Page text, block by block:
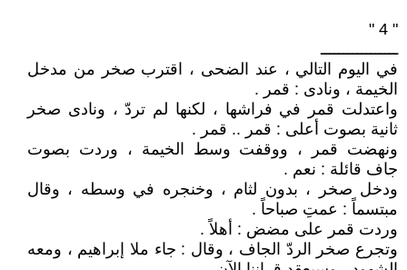
" 4 "
ـــــــــــــــــ
في اليوم التالي ، عند الضحى ، اقترب صخر من مدخل
الخيمة ، ونادى : قمر .
واعتدلت قمر في فراشها ، لكنها لم تردّ ، ونادى صخر
ثانية بصوت أعلى : قمر .. قمر .
ونهضت قمر ، ووقفت وسط الخيمة ، وردت بصوت
جاف قائلة : نعم .
ودخل صخر ، بدون لثام ، وخنجره في وسطه ، وقال
مبتسماً : عمتِ صباحاً .
وردت قمر على مضض : أهلاً .
وتجرع صخر الردّ الجاف ، وقال : جاء ملا إبراهيم ، ومعه